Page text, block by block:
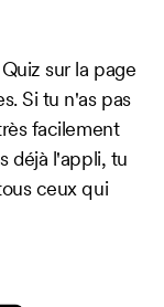
sur la page
Si tu n'as pas
facilement
déjà l'appli, tu
ceux qui